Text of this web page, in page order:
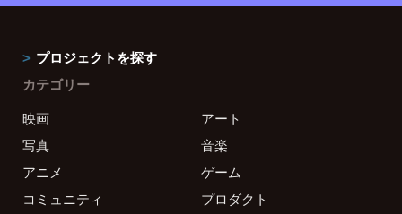
プロジェクトを探す
カテゴリー
映画
アート
写真
音楽
アニメ
ゲーム
コミュニティ
プロダクト